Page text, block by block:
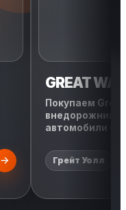
GREAT
Покупаем
внедорожники,
автомобили с
Грейт Уолл